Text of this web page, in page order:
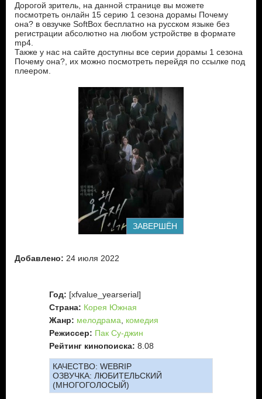
Дорогой зритель, на данной странице вы можете
посмотреть онлайн 15 серию 1 сезона дорамы Почему
она? в овзучке SoftBox бесплатно на русском языке без
регистрации абсолютно на любом устройстве в формате
mp4.
Также у нас на сайте доступны все серии дорамы 1 сезона
Почему она?, их можно посмотреть перейдя по ссылке под
плеером.
ЗАВЕРШЁН
Добавлено: 24 июля 2022
Год: [xfvalue_yearserial]
Страна: Корея Южная
Жанр: мелодрама
комедия
Режиссер: Пак Су-джин
Рейтинг кинопоиска: 8.08
КАЧЕСТВО: WEBRIP
ОЗВУЧКА: ЛЮБИТЕЛЬСКИЙ
(МНОГОГОЛОСЫЙ)